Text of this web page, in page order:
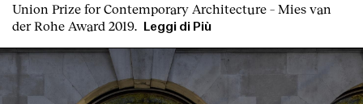
Contatto
Union Prize for Contemporary Architecture – Mies van
der Rohe Award 2019.
Leggi di Più